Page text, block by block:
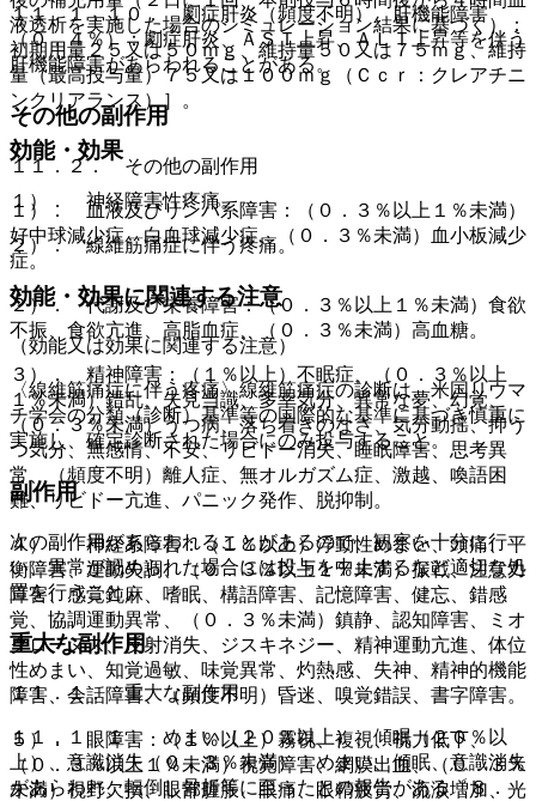
１１．１．１０． 劇症肝炎（頻度不明）、肝機能障害
（０．４％）：劇症肝炎、ＡＳＴ上昇、ＡＬＴ上昇等を伴う
肝機能障害があらわれることがある。
その他の副作用
１１．２． その他の副作用
１）． 血液及びリンパ系障害：（０．３％以上１％未満）
好中球減少症、白血球減少症、（０．３％未満）血小板減少
症。
２）． 代謝及び栄養障害：（０．３％以上１％未満）食欲
不振、食欲亢進、高脂血症、（０．３％未満）高血糖。
３）． 精神障害：（１％以上）不眠症、（０．３％以上
１％未満）錯乱、失見当識、多幸気分、異常な夢、幻覚、
（０．３％未満）うつ病、落ち着きのなさ、気分動揺、抑う
つ気分、無感情、不安、リビドー消失、睡眠障害、思考異
常、（頻度不明）離人症、無オルガズム症、激越、喚語困
難、リビドー亢進、パニック発作、脱抑制。
４）． 神経系障害：（１％以上）浮動性めまい、頭痛、平
衡障害、運動失調、（０．３％以上１％未満）振戦、注意力
障害、感覚鈍麻、嗜眠、構語障害、記憶障害、健忘、錯感
覚、協調運動異常、（０．３％未満）鎮静、認知障害、ミオ
クローヌス、反射消失、ジスキネジー、精神運動亢進、体位
性めまい、知覚過敏、味覚異常、灼熱感、失神、精神的機能
障害、会話障害、（頻度不明）昏迷、嗅覚錯誤、書字障害。
５）． 眼障害：（１％以上）霧視、複視、視力低下、
（０．３％以上１％未満）視覚障害、網膜出血、（０．３％
未満）視野欠損、眼部腫脹、眼痛、眼精疲労、流涙増加、光
液透析を実施した場合のシミュレーション結果に基づく）：
初期用量２５又は５０ｍｇ、維持量５０又は７５ｍｇ、維持
量（最高投与量）７５又は１００ｍｇ（Ｃｃｒ：クレアチニ
ンクリアランス）］。
効能・効果
１）． 神経障害性疼痛。
２）． 線維筋痛症に伴う疼痛。
効能・効果に関連する注意
（効能又は効果に関連する注意）
〈線維筋痛症に伴う疼痛〉線維筋痛症の診断は、米国リウマ
チ学会の分類（診断）基準等の国際的な基準に基づき慎重に
実施し、確定診断された場合にのみ投与すること。
副作用
次の副作用があらわれることがあるので、観察を十分に行
い、異常が認められた場合には投与を中止するなど適切な処
置を行うこと。
重大な副作用
１１．１． 重大な副作用
１１．１．１． めまい（２０％以上）、傾眠（２０％以
上）、意識消失（０．３％未満）：めまい、傾眠、意識消失
があらわれ、転倒し骨折等に至ったとの報告がある〔８．